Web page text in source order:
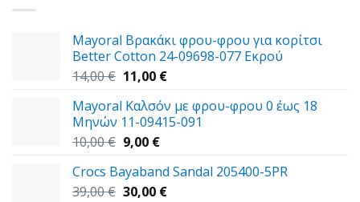
Mayoral Βρακάκι φρου-φρου για κορίτσι
Better Cotton 24-09698-077 Εκρού
14,00€ Original
was:
14,00 €.
11,00 €Η
τιμή
είναι:
Mayoral Καλσόν με φρου-φρου 0 έως 18
Μηνών 11-09415-091
10,00€ Original
was:
10,00 €.
9,00 €Η
τιμή
είναι:
Crocs Bayaband Sandal 205400-5PR
39,00€ Original
30,00 €Η